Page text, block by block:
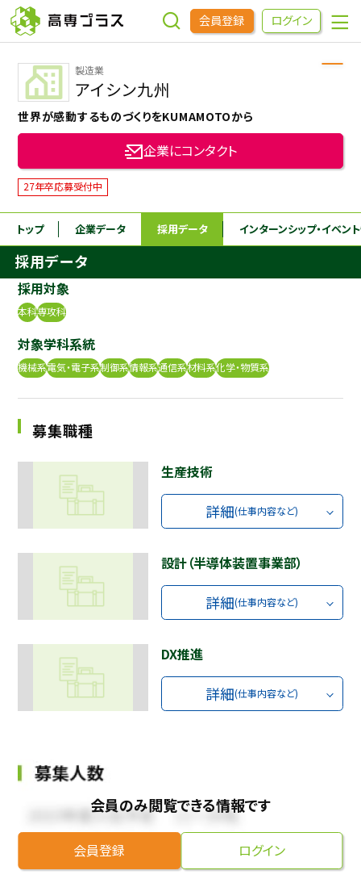
会員登録 ログイン
企業をさがす
進学先をさがす
インターンシップ・イベントをさがす
高専OBOGをさがす
高専プラスセミナー
めもらす
製造業
アイシン九州
世界が感動するものづくりをKUMAMOTOから
企業にコンタクト
27年卒応募受付中
トップ 企業データ 採用データ インターンシップ・イベン
採用データ
採用対象
本科専攻科
対象学科系統
機械系電気・電子系制御系情報系通信系材料系化学・物質系
募集職種
生産技術
詳細(仕事内容など)
設計（半導体装置事業部）
詳細(仕事内容など)
DX推進
詳細(仕事内容など)
会員のみ閲覧できる情報です
会員登録 ログイン